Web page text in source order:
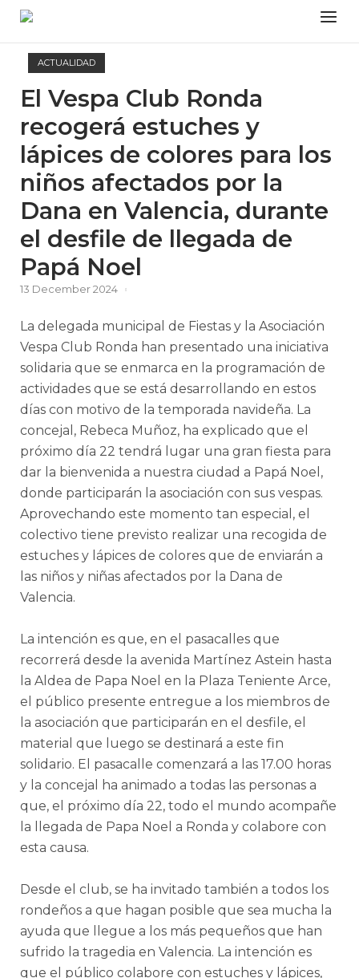
Skip
content
Menu
ACTUALIDAD
El Vespa Club Ronda
recogerá estuches y
lápices de colores para los
niños afectados por la
Dana en Valencia, durante
el desfile de llegada de
Papá Noel
13 December 2024
La delegada municipal de Fiestas y la Asociación
Vespa Club Ronda han presentado una iniciativa
solidaria que se enmarca en la programación de
actividades que se está desarrollando en estos
días con motivo de la temporada navideña. La
concejal, Rebeca Muñoz, ha explicado que el
próximo día 22 tendrá lugar una gran fiesta para
dar la bienvenida a nuestra ciudad a Papá Noel,
donde participarán la asociación con sus vespas.
Aprovechando este momento tan especial, el
colectivo tiene previsto realizar una recogida de
estuches y lápices de colores que de enviarán a
las niños y niñas afectados por la Dana de
Valencia.
La intención es que, en el pasacalles que
recorrerá desde la avenida Martínez Astein hasta
la Aldea de Papa Noel en la Plaza Teniente Arce,
el público presente entregue a los miembros de
la asociación que participarán en el desfile, el
material que luego se destinará a este fin
solidario. El pasacalle comenzará a las 17.00 horas
y la concejal ha animado a todas las personas a
que, el próximo día 22, todo el mundo acompañe
la llegada de Papa Noel a Ronda y colabore con
esta causa.
Desde el club, se ha invitado también a todos los
rondeños a que hagan posible que sea mucha la
ayuda que llegue a los más pequeños que han
sufrido la tragedia en Valencia. La intención es
que el público colabore con estuches y lápices,